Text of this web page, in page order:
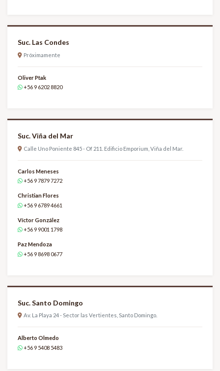
Suc. Las Condes
Próximamente
Oliver Ptak
+56 9 6202 8820
Suc. Viña del Mar
Calle Uno Poniente 845 - Of 211. Edificio Emporium, Viña del Mar.
Carlos Meneses
+56 9 7879 7272
Christian Flores
+56 9 6789 4661
Víctor González
+56 9 9001 1798
Paz Mendoza
+56 9 8698 0677
Suc. Santo Domingo
Av. La Playa 24 - Sector las Vertientes, Santo Domingo.
Alberto Olmedo
+56 9 5408 5483